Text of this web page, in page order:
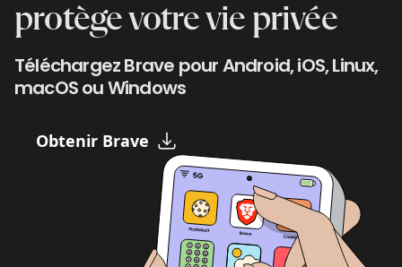
protège votre vie privée
Téléchargez Brave pour Android, iOS, Linux,
macOS ou Windows
Obtenir Brave